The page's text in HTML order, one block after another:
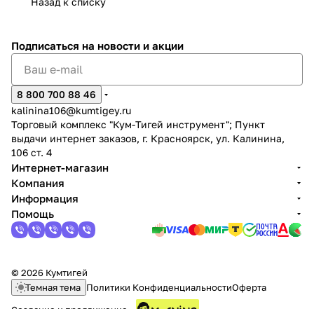
Подписаться на новости и акции
8 800 700 88 46
kalinina106@kumtigey.ru
Торговый комплекс "Кум-Тигей инструмент"; Пункт
выдачи интернет заказов, г. Красноярск, ул. Калинина,
106 ст. 4
Интернет-магазин
Компания
Информация
Помощь
© 2026 Кумтигей
Темная тема Политики КонфиденциальностиОферта